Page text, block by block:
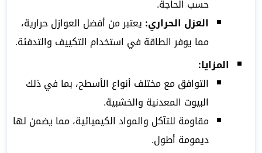
حسب الحاجة.
العزل الحراري: يعتبر من أفضل العوازل حرارية،
مما يوفر الطاقة في استخدام التكييف والتدفئة.
المزايا:
التوافق مع مختلف أنواع الأسطح، بما في ذلك
البيوت المعدنية والخشبية.
مقاومة للتآكل والمواد الكيميائية، مما يضمن لها
ديمومة أطول.